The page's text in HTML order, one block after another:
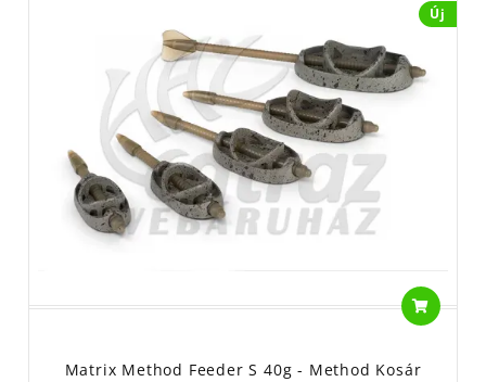
Új
Matrix Method Feeder S 40g - Method Kosár